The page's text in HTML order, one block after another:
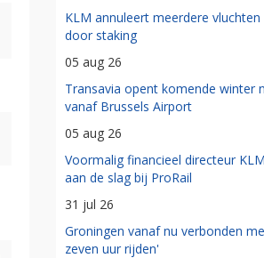
KLM annuleert meerdere
door staking
05 aug 26
Transavia opent komende winter
vanaf Brussels Airport
05 aug 26
Voormalig financieel directeur
aan de slag bij ProRail
31 jul 26
Groningen vanaf nu verbonden
zeven uur rijden'